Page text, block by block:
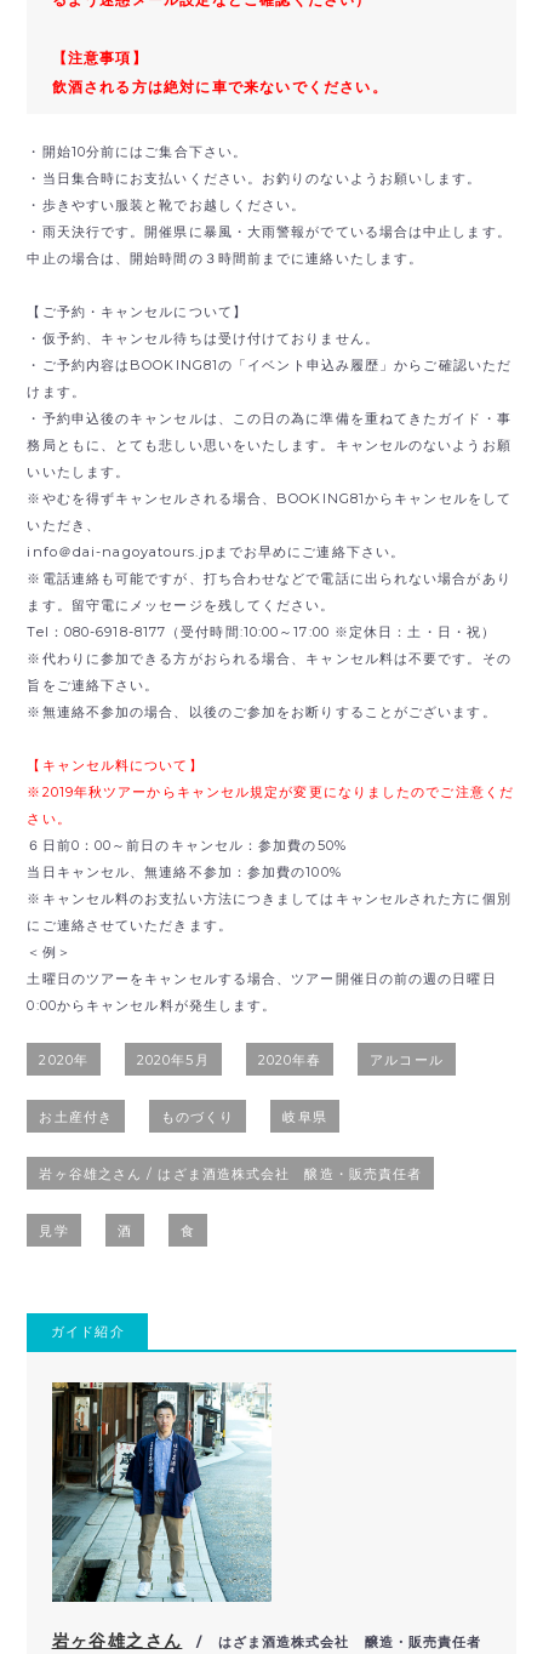
【注意事項】
飲酒される方は絶対に車で来ないでください。
・開始10分前にはご集合下さい。
・当日集合時にお支払いください。お釣りのないようお願いします。
・歩きやすい服装と靴でお越しください。
・雨天決行です。開催県に暴風・大雨警報がでている場合は中止します。
中止の場合は、開始時間の３時間前までに連絡いたします。
【ご予約・キャンセルについて】
・仮予約、キャンセル待ちは受け付けておりません。
・ご予約内容はBOOKING81の「イベント申込み履歴」からご確認いただ
けます。
・予約申込後のキャンセルは、この日の為に準備を重ねてきたガイド・事
務局ともに、とても悲しい思いをいたします。キャンセルのないようお願
いいたします。
※やむを得ずキャンセルされる場合、BOOKING81からキャンセルをして
いただき、
info＠dai-nagoyatours.jpまでお早めにご連絡下さい。
※電話連絡も可能ですが、打ち合わせなどで電話に出られない場合があり
ます。留守電にメッセージを残してください。
Tel：080-6918-8177（受付時間:10:00～17:00 ※定休日：土・日・祝）
※代わりに参加できる方がおられる場合、キャンセル料は不要です。その
旨をご連絡下さい。
※無連絡不参加の場合、以後のご参加をお断りすることがございます。
【キャンセル料について】
※2019年秋ツアーからキャンセル規定が変更になりましたのでご注意くだ
さい。
６日前0：00～前日のキャンセル：参加費の50%
当日キャンセル、無連絡不参加：参加費の100%
※キャンセル料のお支払い方法につきましてはキャンセルされた方に個別
にご連絡させていただきます。
＜例＞
土曜日のツアーをキャンセルする場合、ツアー開催日の前の週の日曜日
0:00からキャンセル料が発生します。
2020年 2020年5月 2020年春 アルコール
お土産付き ものづくり 岐阜県
岩ヶ谷雄之さん / はざま酒造株式会社 醸造・販売責任者
見学 酒 食
ガイド紹介
岩ヶ谷雄之さん / はざま酒造株式会社 醸造・販売責任者